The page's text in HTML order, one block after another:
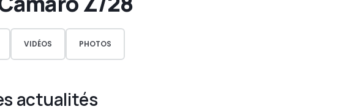
VIDÉOS PHOTOS
actualités